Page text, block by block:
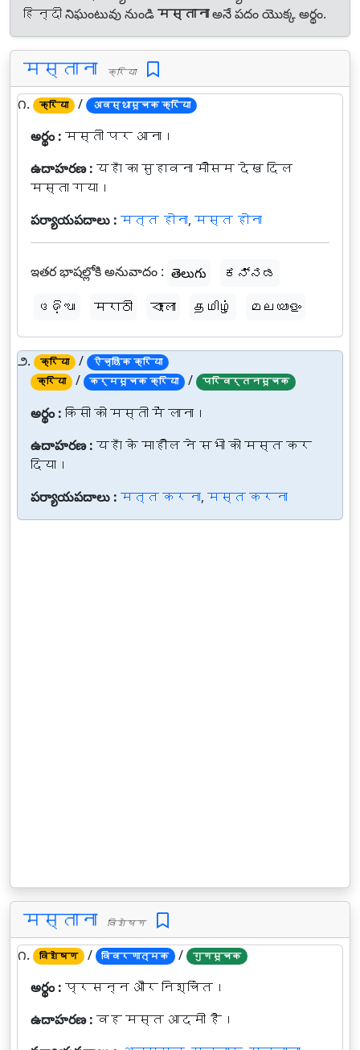
हिन्दी నిఘంటువు నుండిमस्तानाఅనే పదం యొక్క అర్థం.
मस्ताना क्रिया
౧. क्रिया / अवस्थासूचक क्रिया
అర్థం : मस्ती पर आना।
ఉదాహరణ : यहाँ का सुहावना मौसम देख दिल
मस्ता गया।
పర్యాయపదాలు : मत्त होना, मस्त होना
ఇతర భాషల్లోకి అనువాదం : తెలుగు
ಕನ್ನಡ
ଓଡ଼ିଆ
मराठी বাংলা தமிழ் മലയാളം
౨. क्रिया /
ऐच्छिक क्रिया
क्रिया / कर्मसूचक क्रिया / परिवर्तनसूचक
అర్థం : किसी को मस्ती में लाना।
ఉదాహరణ : यहाँ के माहौल ने सभी को मस्त कर
दिया।
పర్యాయపదాలు : मत्त करना, मस्त करना
मस्ताना विशेषण
౧. विशेषण / विवरणात्मक / गुणसूचक
అర్థం : प्रसन्न और निश्चिंत।
ఉదాహరణ : वह मस्त आदमी है।